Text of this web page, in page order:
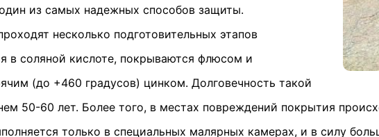
из самых надежных способов защиты.
несколько подготовительных этапов
в соляной кислоте, покрываются флюсом и
(до +460 градусов) цинком. Долговечность такой
50-60 лет. Более того, в местах повреждений покрытия
только в специальных малярных камерах, и в силу